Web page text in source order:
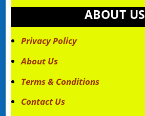
ABOUT US
Privacy Policy
About Us
Terms & Conditions
Contact Us